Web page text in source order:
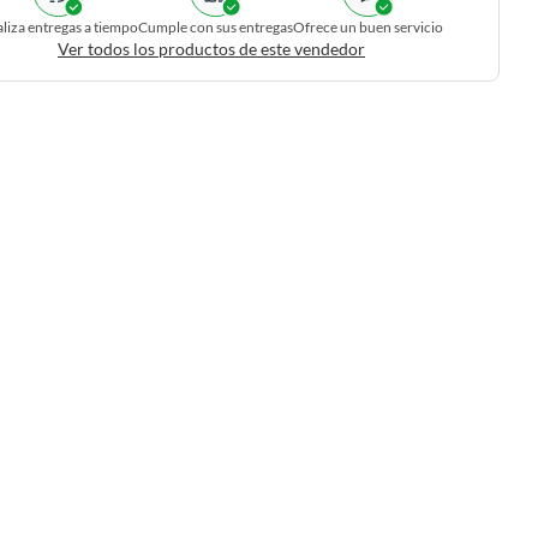
entregas a tiempoCumple con sus entregasOfrece un buen servicio
Ver todos los productos de este vendedor